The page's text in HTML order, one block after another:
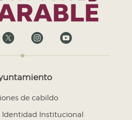
de cabildo
Identidad Institucional